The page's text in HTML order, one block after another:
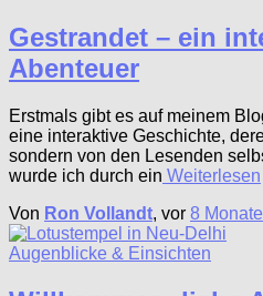
Gestrandet – ein
Abenteuer
Erstmals gibt es auf meinem
eine interaktive Geschichte,
sondern von den Lesenden
wurde ich durch ein Weiterlesen
Von Ron Vollandt, vor 8
Augenblicke & Einsichten